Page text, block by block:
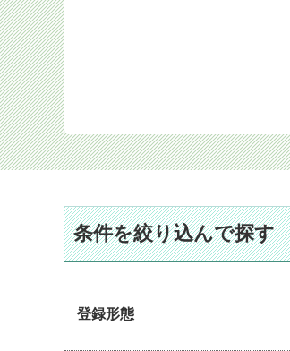
条件を絞り込んで探す
登録形態